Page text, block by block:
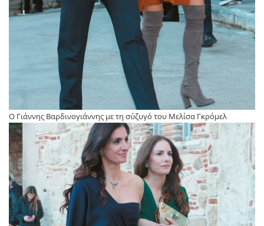
Ο Γιάννης Βαρδινογιάννης με τη σύζυγό του Μελίσα Γκρόμελ